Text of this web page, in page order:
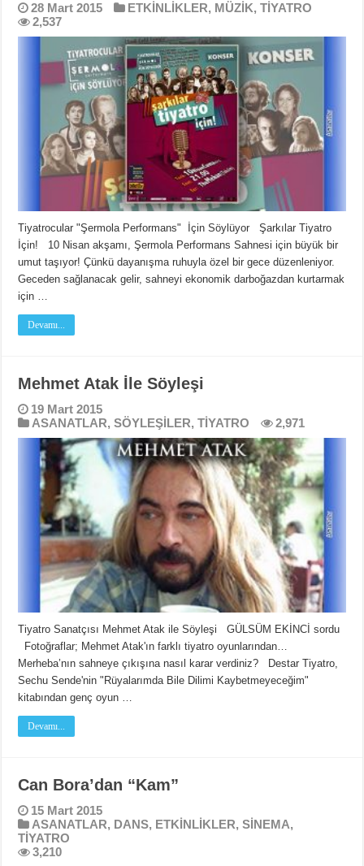
28 Mart 2015 ETKİNLİKLER, MÜZİK,TİYATRO
2,537
Tiyatrocular "Şermola Performans" İçin Söylüyor Şarkılar Tiyatro
İçin! 10 Nisan akşamı, Şermola Performans Sahnesi için büyük bir
umut taşıyor! Çünkü dayanışma ruhuyla özel bir gece düzenleniyor.
Geceden sağlanacak gelir, sahneyi ekonomik darboğazdan kurtarmak
için …
Devamı...
Mehmet Atak İle Söyleşi
19 Mart 2015
ASANATLAR,SÖYLEŞİLER,TİYATRO 2,971
Tiyatro Sanatçısı Mehmet Atak ile Söyleşi GÜLSÜM EKİNCİ sordu
Fotoğraflar; Mehmet Atak'ın farklı tiyatro oyunlarından…
Merheba’nın sahneye çıkışına nasıl karar verdiniz? Destar Tiyatro,
Sechu Sende'nin "Rüyalarımda Bile Dilimi Kaybetmeyeceğim"
kitabından genç oyun …
Devamı...
Can Bora’dan “Kam”
15 Mart 2015
ASANATLAR, DANS, ETKİNLİKLER,SİNEMA,
TİYATRO
3,210